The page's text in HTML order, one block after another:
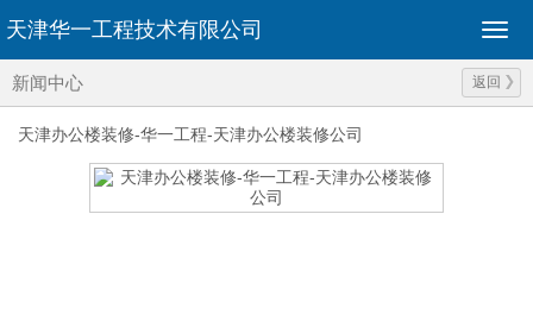
天津华一工程技术有限公司
新闻中心 返回
天津办公楼装修-华一工程-天津办公楼装修公司